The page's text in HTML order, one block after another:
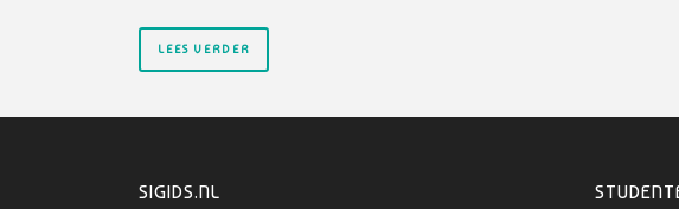
LEES VERDER
SIGIDS.NL